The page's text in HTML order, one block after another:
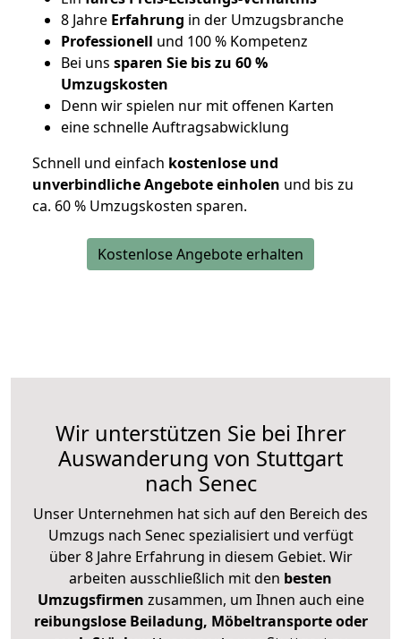
8 Jahre Erfahrung in der Umzugsbranche
Professionell und 100 % Kompetenz
Bei uns sparen Sie bis zu 60 %
Umzugskosten
Denn wir spielen nur mit offenen Karten
eine schnelle Auftragsabwicklung
Schnell und einfach kostenlose und
unverbindliche Angebote einholen und bis zu
ca. 60 % Umzugskosten sparen.
Kostenlose Angebote erhalten
Wir unterstützen Sie bei Ihrer
Auswanderung von Stuttgart
nach Senec
Unser Unternehmen hat sich auf den Bereich des
Umzugs nach Senec spezialisiert und verfügt
über 8 Jahre Erfahrung in diesem Gebiet. Wir
arbeiten ausschließlich mit den besten
Umzugsfirmen zusammen, um Ihnen auch eine
reibungslose Beiladung, Möbeltransporte oder